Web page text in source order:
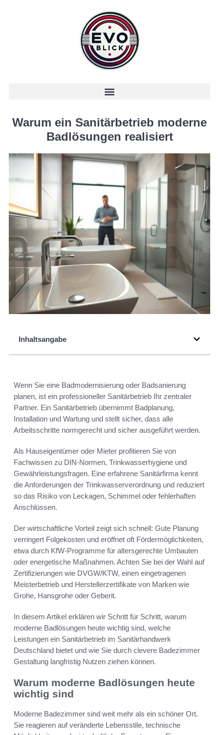
Warum ein Sanitärbetrieb moderne
Badlösungen realisiert
Inhaltsangabe
Wenn Sie eine Badmodernisierung oder Badsanierung
planen, ist ein professioneller Sanitärbetrieb Ihr zentraler
Partner. Ein Sanitärbetrieb übernimmt Badplanung,
Installation und Wartung und stellt sicher, dass alle
Arbeitsschritte normgerecht und sicher ausgeführt werden.
Als Hauseigentümer oder Mieter profitieren Sie von
Fachwissen zu DIN-Normen, Trinkwasserhygiene und
Gewährleistungsfragen. Eine erfahrene Sanitärfirma kennt
die Anforderungen der Trinkwasserverordnung und reduziert
so das Risiko von Leckagen, Schimmel oder fehlerhaften
Anschlüssen.
Der wirtschaftliche Vorteil zeigt sich schnell: Gute Planung
verringert Folgekosten und eröffnet oft Fördermöglichkeiten,
etwa durch KfW-Programme für altersgerechte Umbauten
oder energetische Maßnahmen. Achten Sie bei der Wahl auf
Zertifizierungen wie DVGW/KTW, einen eingetragenen
Meisterbetrieb und Herstellerzertifikate von Marken wie
Grohe, Hansgrohe oder Geberit.
In diesem Artikel erklären wir Schritt für Schritt, warum
moderne Badlösungen heute wichtig sind, welche
Leistungen ein Sanitärbetrieb im Sanitärhandwerk
Deutschland bietet und wie Sie durch clevere Badezimmer
Gestaltung langfristig Nutzen ziehen können.
Warum moderne Badlösungen heute
wichtig sind
Moderne Badezimmer sind weit mehr als ein schöner Ort.
Sie reagieren auf veränderte Lebensstile, technische